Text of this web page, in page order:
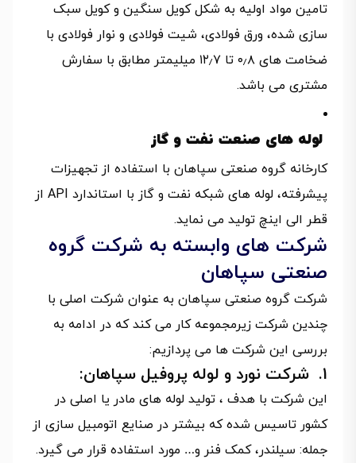
تامین مواد اولیه به شکل کویل سنگین و کویل سبک
سازی شده، ورق فولادی، شیت فولادی و نوار فولادی با
ضخامت های ۰٫۸ تا ۱۲٫۷ میلیمتر مطابق با سفارش
مشتری می باشد.
لوله های صنعت نفت و گاز
کارخانه گروه صنعتی سپاهان با استفاده از تجهیزات
پیشرفته، لوله های شبکه نفت و گاز با استاندارد API از
قطر الی اینچ تولید می نماید.
شرکت های وابسته به شرکت گروه
صنعتی سپاهان
شرکت گروه صنعتی سپاهان به عنوان شرکت اصلی با
چندین شرکت زیرمجموعه کار می کند که در ادامه به
بررسی این شرکت ها می پردازیم:
1. شرکت نورد و لوله پروفیل سپاهان:
این شرکت با هدف ، تولید لوله های مادر یا اصلی در
کشور تاسیس شده که بیشتر در صنایع اتومبیل سازی از
جمله: سیلندر، کمک فنر و… مورد استفاده قرار می گیرد.